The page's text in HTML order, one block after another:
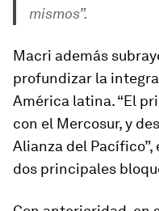
mismos”.
Macri además
profundizar la
América latina. “El
con el Mercosur, y
Alianza del
dos principales